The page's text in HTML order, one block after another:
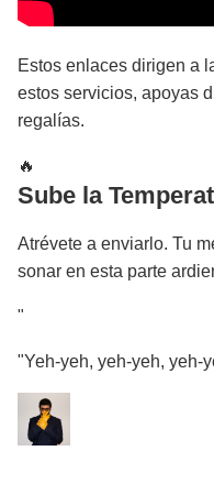
Estos enlaces dirigen a
estos servicios, apoyas
regalías.
🔥
Sube la
Atrévete a enviarlo. Tu
sonar en esta parte
"
"Yeh-yeh, yeh-yeh, yeh-